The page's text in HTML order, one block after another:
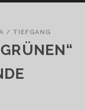
/ TIEFGANG